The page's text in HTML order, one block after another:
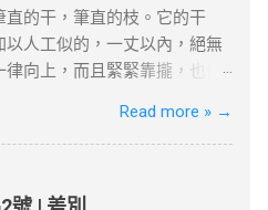
如何设置VPN翻墙？ 下载并
欢的VPN服务商，下载安装客
：选择一个你想连接的地区服
的IP，所有的网络活动都将
锁的网站或流媒体平台。 常
尝试更换一个服务器位置。
1. 穩定的工作與收入 薪俸稅
入」且符合市場水平，年薪需
A類）。 合約與職位匹配 ：
港居住與社會融入 「兩址兩
（租約、水電單）、公司地址
天，長期離港者需提供合
的干，筆直的枝。它的干
人工似的，一丈以內，絕無
向上，而且緊緊靠攏，也像
斜生的，更不用說倒垂了；
，微微泛出淡青色。這是雖
發展，高到丈許，兩丈，參
Read more » →